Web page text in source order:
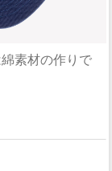
素材の作りで